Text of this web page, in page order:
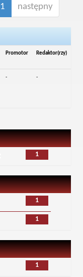
1 następny
Promotor Redaktor(rzy)
- -
1
1
1
1